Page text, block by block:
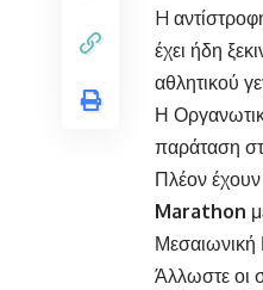
H
έχει ήδη
αθλητικού
Η
παράταση
Πλέον
Marathon
Άλλωστε οι